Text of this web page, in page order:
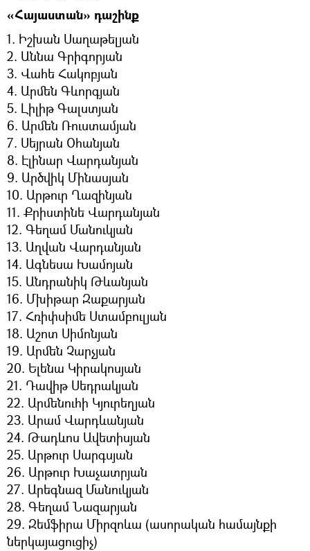
«Հայաստան» դաշինք
1. Իշխան Սաղաթելյան
2. Աննա Գրիգորյան
3. Վահե Հակոբյան
4. Արմեն Գևորգյան
5. Լիլիթ Գալստյան
6. Արմեն Ռուստամյան
7. Սեյրան Օհանյան
8. Էլինար Վարդանյան
9. Արծվիկ Մինասյան
10. Արթուր Ղազինյան
11. Քրիստինե Վարդանյան
12. Գեղամ Մանուկյան
13. Աղվան Վարդանյան
14. Ագնեսա Խամոյան
15. Անդրանիկ Թևանյան
16. Մխիթար Զաքարյան
17. Հռիփսիմե Ստամբուլյան
18. Աշոտ Սիմոնյան
19. Արմեն Չարչյան
20. Ելենա Կիրակոսյան
21. Դավիթ Սեդրակյան
22. Արմենուհի Կյուրեղյան
23. Արամ Վարդևանյան
24. Թադևոս Ավետիսյան
25. Արթուր Սարգսյան
26. Արթուր Խաչատրյան
27. Արեգնազ Մանուկյան
28. Գեղամ Նազարյան
29. Զեմֆիրա Միրզոևա (ասորական համայնքի
ներկայացուցիչ)